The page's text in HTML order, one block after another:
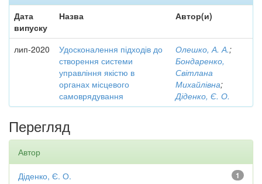
Дата
випуску
Назва Автор(и)
лип-2020
Удосконалення підходів до
створення системи
управління якістю в
органах місцевого
самоврядування
Олешко, А. А.;
Бондаренко,
Світлана
Михайлівна;
Діденко, Є. О.
Перегляд
Автор
1
Діденко, Є. О.